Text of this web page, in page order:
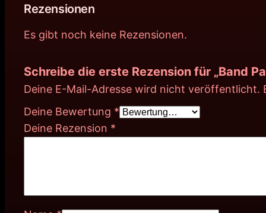
Rezensionen
Es gibt noch keine Rezensionen.
Schreibe die erste Rezension für „Band
Deine E-Mail-Adresse wird nicht veröffentlicht.
Deine Bewertung *
Deine Rezension *